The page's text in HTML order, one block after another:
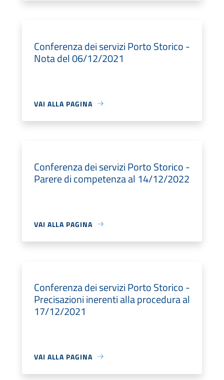
Conferenza dei servizi Porto Storico -
Nota del 06/12/2021
VAI ALLA PAGINA
Conferenza dei servizi Porto Storico -
Parere di competenza al 14/12/2022
VAI ALLA PAGINA
Conferenza dei servizi Porto Storico -
Precisazioni inerenti alla procedura al
17/12/2021
VAI ALLA PAGINA